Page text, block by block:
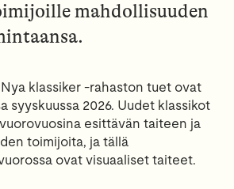
mahdollisuuden
klassiker -rahaston tuet ovat
syyskuussa 2026. Uudet klassikot
esittävän taiteen ja
toimijoita, ja tällä
ovat visuaaliset taiteet.